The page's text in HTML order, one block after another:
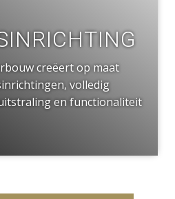
creëert op maat
volledig
en functionaliteit